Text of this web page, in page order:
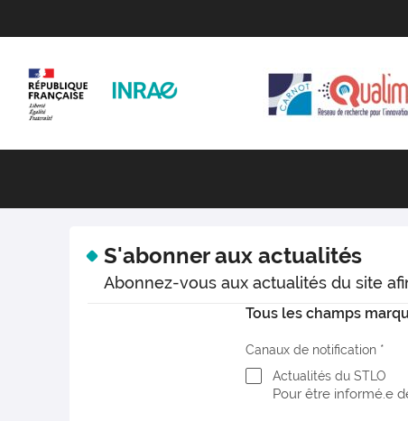
S'abonner aux actualités
Abonnez-vous aux actualités du site
Tous les champs
Canaux de notification
Actualités du STLO
Pour être informé.e